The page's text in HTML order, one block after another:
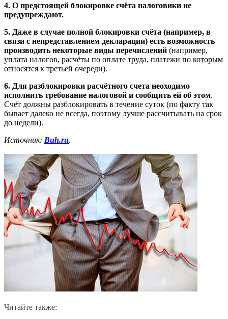
4. О предстоящей блокировке счёта налоговики не
предупреждают.
5. Даже в случае полной блокировки счёта (например, в
связи с непредставлением декларации) есть возможность
производить некоторые виды перечислений (например,
уплата налогов, расчёты по оплате труда, платежи по которым
относятся к третьей очереди).
6. Для разблокировки расчётного счета неоходимо
исполнить требование налоговой и сообщить ей об этом.
Счёт должны разблокировать в течение суток (по факту так
бывает далеко не всегда, поэтому лучше рассчитывать на срок
до недели).
Источник: Buh.ru.
Читайте также: